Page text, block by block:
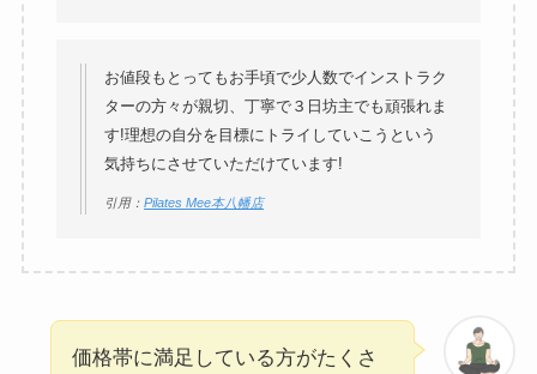
お値段もとってもお手頃で少人数でインストラク
ターの方々が親切、丁寧で３日坊主でも頑張れま
す!理想の自分を目標にトライしていこうという
気持ちにさせていただけています!
引用：Pilates Mee本八幡店
価格帯に満足している方がたくさ